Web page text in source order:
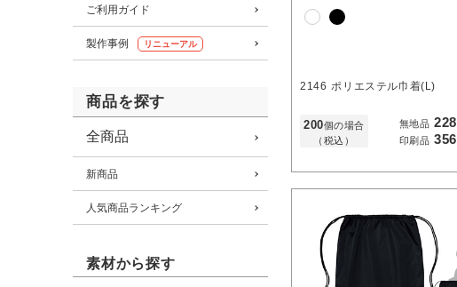
ご利用ガイド
製作事例 リニューアル
商品を探す
全商品
新商品
人気商品ランキング
素材から探す
2146 ポリエステル巾着(L)
200個の場合
（税込）
無地品 228
印刷品 356